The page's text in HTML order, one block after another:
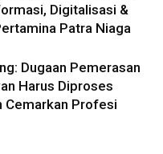
Digitalisasi &
Patra Niaga
Dugaan Pemerasan
Harus Diproses
Cemarkan Profesi